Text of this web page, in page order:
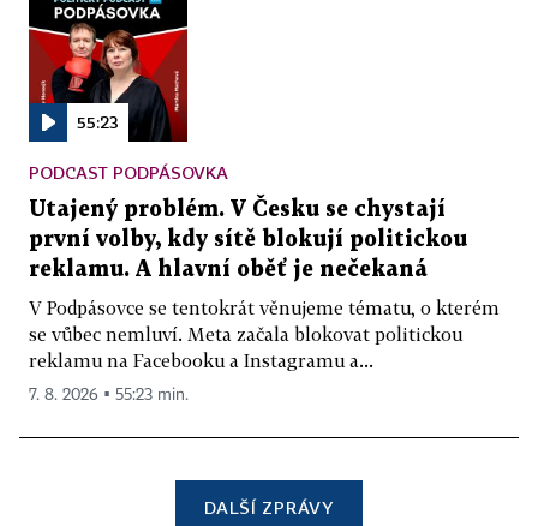
55:23
PODCAST PODPÁSOVKA
Utajený problém. V Česku se chystají
první volby, kdy sítě blokují politickou
reklamu. A hlavní oběť je nečekaná
V Podpásovce se tentokrát věnujeme tématu, o kterém
se vůbec nemluví. Meta začala blokovat politickou
reklamu na Facebooku a Instagramu a...
7. 8. 2026 ▪ 55:23 min.
DALŠÍ ZPRÁVY